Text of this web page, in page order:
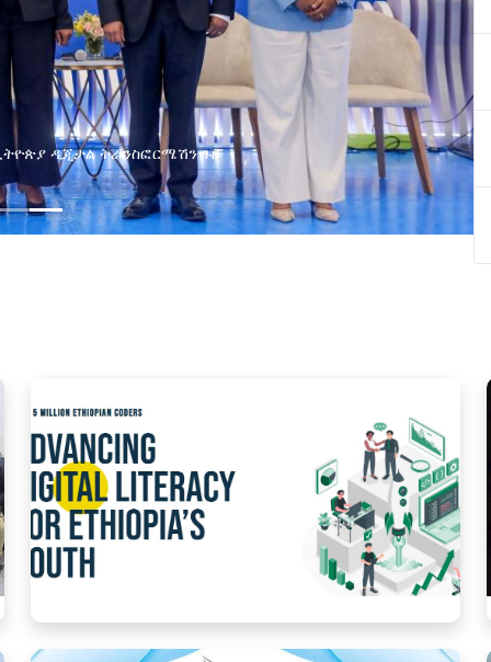
የኢኖቬሽን፣የዲጅታል ኢኮኖሚ እና
የጋራ ግብረሃይል ተቋቋመ